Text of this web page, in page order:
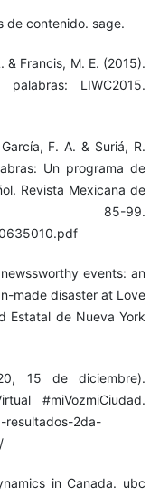
de contenido. sage.
& Francis, M. E. (2015).
LIWC2015.
F. A. & Suriá, R.
Un programa de
Revista Mexicana de
85-99.
events: an
made disaster at Love
Estatal de Nueva York
15 de diciembre).
#miVozmiCiudad.
resultados-2da-
in Canada. ubc